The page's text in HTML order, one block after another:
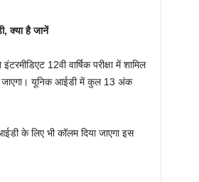
क्या है जानें
इंटरमीडिएट 12वी वार्षिक परीक्षा में शामिल
जाएगा। यूनिक आईडी में कुल 13 अंक
के लिए भी कॉलम दिया जाएगा इस